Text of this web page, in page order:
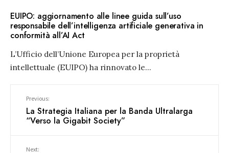
EUIPO: aggiornamento alle linee guida sull’uso
responsabile dell’intelligenza artificiale generativa in
conformità all’AI Act
L’Ufficio dell’Unione Europea per la proprietà
intellettuale (EUIPO) ha rinnovato le...
Previous:
La Strategia Italiana per la Banda Ultralarga
“Verso la Gigabit Society”
Next: